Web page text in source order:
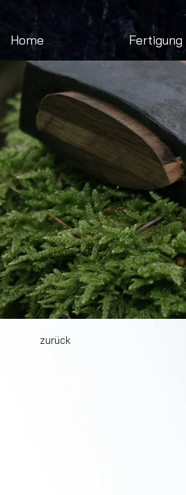
Home Fertigung
zurück